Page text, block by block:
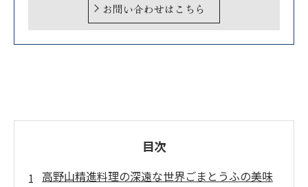
お問い合わせはこちら
目次
高野山精進料理の深遠な世界ごまとうふの美味